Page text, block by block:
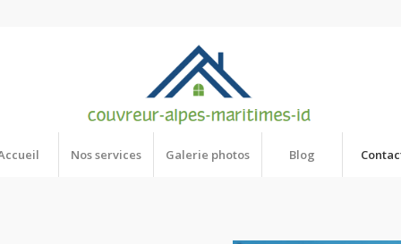
Nos services Galerie photos Blog